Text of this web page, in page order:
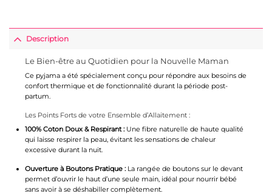
Description
Le Bien-être au Quotidien pour la Nouvelle Maman
Ce pyjama a été spécialement conçu pour répondre aux besoins de
confort thermique et de fonctionnalité durant la période post-
partum.
Les Points Forts de votre Ensemble d’Allaitement :
100% Coton Doux & Respirant :Une fibre naturelle de haute qualité
qui laisse respirer la peau, évitant les sensations de chaleur
excessive durant la nuit.
Ouverture à Boutons Pratique :La rangée de boutons sur le devant
permet d’ouvrir le haut d’une seule main, idéal pour nourrir bébé
sans avoir à se déshabiller complètement.